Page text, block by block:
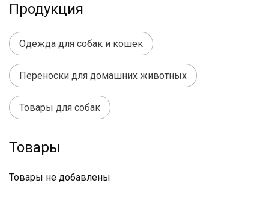
Продукция
Одежда для собак и кошек
Переноски для домашних животных
Товары для собак
Товары
Товары не добавлены